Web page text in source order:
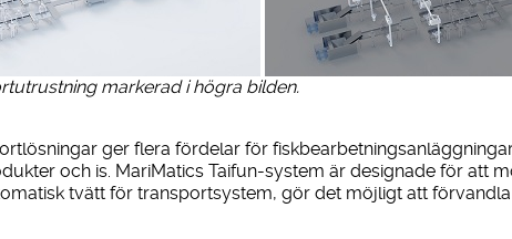
markerad i högra bilden.
ger flera fördelar för
och is. MariMatics Taifun-system är designade för att
tvätt för transportsystem, gör det möjligt att